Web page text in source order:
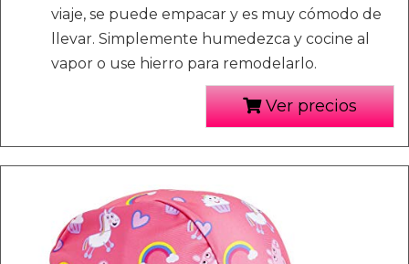
viaje, se puede empacar y es muy cómodo de
llevar. Simplemente humedezca y cocine al
vapor o use hierro para remodelarlo.
Ver precios